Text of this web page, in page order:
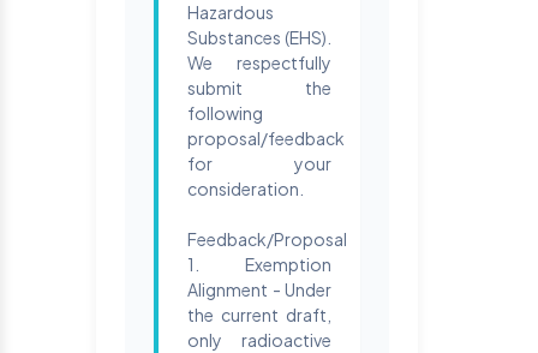
Hazardous
Substances (EHS).
We respectfully
submit the
following
proposal/feedback
for your
consideration.
Feedback/Proposal
1. Exemption
Alignment - Under
the current draft,
only radioactive